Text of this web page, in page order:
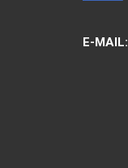
E-MAIL: